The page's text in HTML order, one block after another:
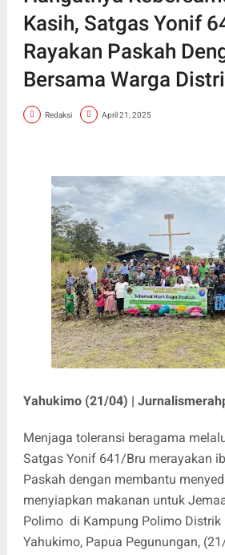
Kasih, Satgas Yonif
Rayakan Paskah
Bersama Warga
Redaksi April 21, 2025
Yahukimo (21/04) |
Menjaga toleransi beragama
Satgas Yonif 641/Bru merayakan
Paskah dengan membantu
menyiapkan makanan untuk
Polimo di Kampung Polimo Distrik
Yahukimo, Papua Pegunungan,